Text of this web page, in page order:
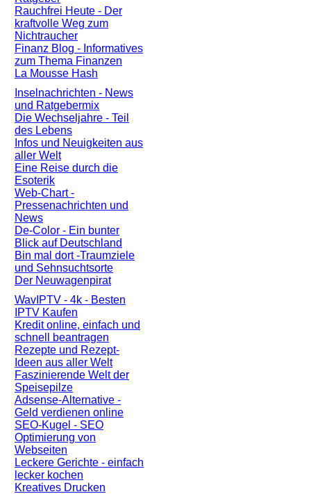
Rauchfrei Heute - Der
kraftvolle Weg zum
Nichtraucher
Finanz Blog - Informatives
zum Thema Finanzen
La Mousse Hash
Inselnachrichten - News
und Ratgebermix
Die Wechseljahre - Teil
des Lebens
Infos und Neuigkeiten aus
aller Welt
Eine Reise durch die
Esoterik
Web-Chart -
Pressenachrichten und
News
De-Color - Ein bunter
Blick auf Deutschland
Bin mal dort -Traumziele
und Sehnsuchtsorte
Der Neuwagenpirat
WavIPTV - 4k - Besten
IPTV Kaufen
Kredit online, einfach und
schnell beantragen
Rezepte und Rezept-
Ideen aus aller Welt
Faszinierende Welt der
Speisepilze
Adsense-Alternative -
Geld verdienen online
SEO-Kugel - SEO
Optimierung von
Webseiten
Leckere Gerichte - einfach
lecker kochen
Kreatives Drucken